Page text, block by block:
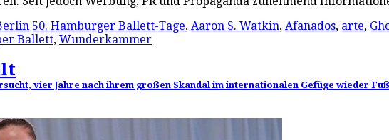
50. Hamburger Ballett-Tage, Aaron S. Watkin, Afanados, arte,
Ballett, Wunderkammer
vier Jahre nach ihrem großen Skandal im internationalen Gefüge wieder